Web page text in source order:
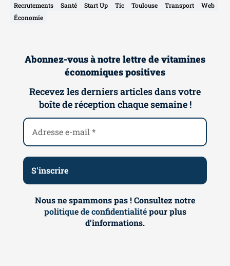
Recrutements
Santé Start Up Tic Toulouse Transport
Web
Économie
Abonnez-vous à notre lettre de vitamines
économiques positives
Recevez les derniers articles dans votre
boîte de réception chaque semaine !
Nous ne spammons pas ! Consultez notre
politique de confidentialitépour plus
d’informations.